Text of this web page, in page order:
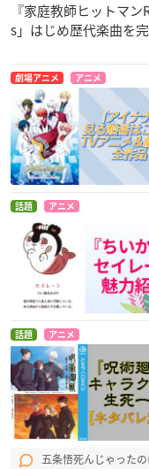
『家庭教師ヒットマ
s」はじめ歴代楽曲を
劇場アニメ アニメ
話題 アニメ
話題 アニメ
五条悟死んじゃった